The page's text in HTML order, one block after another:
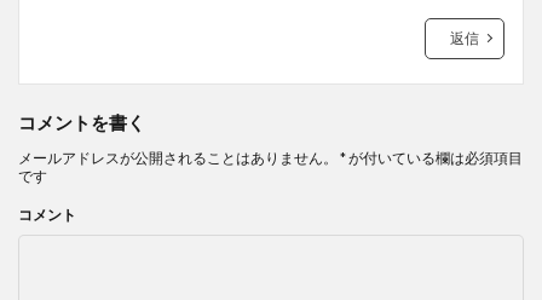
返信
コメントを書く
メールアドレスが公開されることはありません。 *が付いている欄は必須項目
です
コメント